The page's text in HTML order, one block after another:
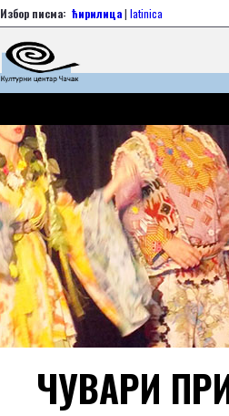
Избор писма: ћирилица| latinica
ЧУВАРИ